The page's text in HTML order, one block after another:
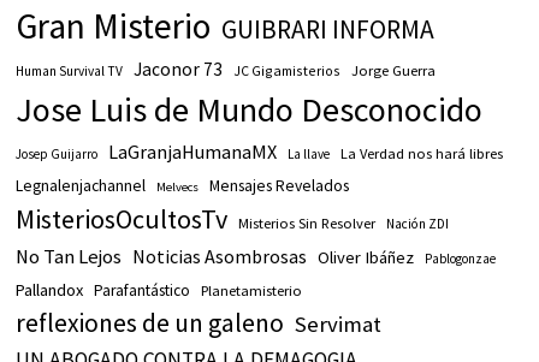
Gran Misterio GUIBRARI INFORMA
Human Survival TV Jaconor 73 JC Gigamisterios Jorge Guerra
Jose Luis de Mundo Desconocido
Josep Guijarro LaGranjaHumanaMX La llave La Verdad nos hará libres
Legnalenjachannel Melvecs Mensajes Revelados
MisteriosOcultosTv Misterios Sin Resolver Nación ZDI
No Tan Lejos Noticias Asombrosas Oliver Ibáñez Pablogonzae
Pallandox Parafantástico Planetamisterio
reflexiones de un galeno Servimat